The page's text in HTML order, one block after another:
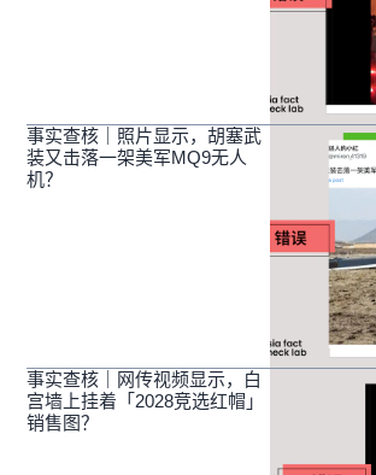
事实查核｜照片显示，胡塞武
装又击落一架美军MQ9无人
机？
事实查核｜网传视频显示，白
宫墙上挂着「2028竞选红帽」
销售图？